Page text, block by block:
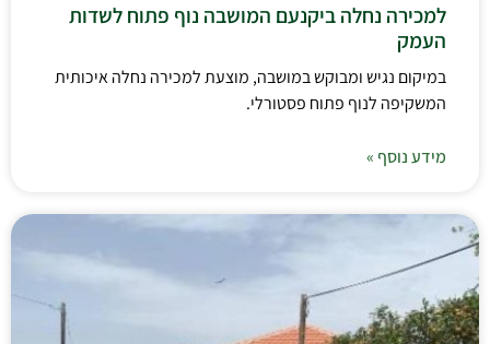
למכירה נחלה ביקנעם המושבה נוף פתוח לשדות
העמק
במיקום נגיש ומבוקש במושבה, מוצעת למכירה נחלה איכותית
המשקיפה לנוף פתוח פסטורלי.
מידע נוסף »